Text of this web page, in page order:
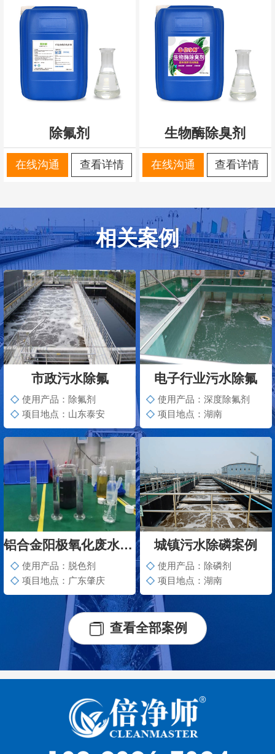
除氟剂
在线沟通 查看详情
生物酶除臭剂
在线沟通 查看详情
相关案例
市政污水除氟
使用产品：除氟剂
项目地点：山东泰安
电子行业污水除氟
使用产品：深度除氟剂
项目地点：湖南
铝合金阳极氧化废水脱色案例
使用产品：脱色剂
项目地点：广东肇庆
城镇污水除磷案例
使用产品：除磷剂
项目地点：湖南
查看全部案例